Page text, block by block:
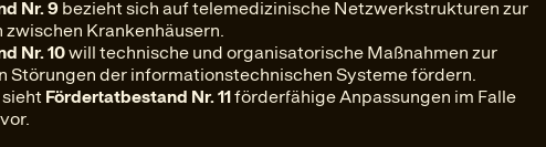
Nr. 9 bezieht sich auf telemedizinische Netzwerkstrukturen zur
Krankenhäusern.
Nr. 10will technische und organisatorische Maßnahmen zur
Störungen der informationstechnischen Systeme fördern.
Fördertatbestand Nr. 11förderfähige Anpassungen im Falle